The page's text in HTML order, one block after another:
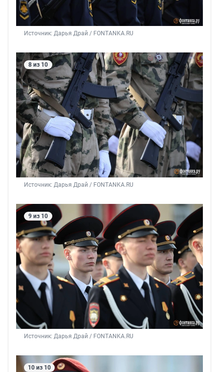
Источник: Дарья Драй / FONTANKA.RU
8 из 10
Источник: Дарья Драй / FONTANKA.RU
9 из 10
Источник: Дарья Драй / FONTANKA.RU
10 из 10